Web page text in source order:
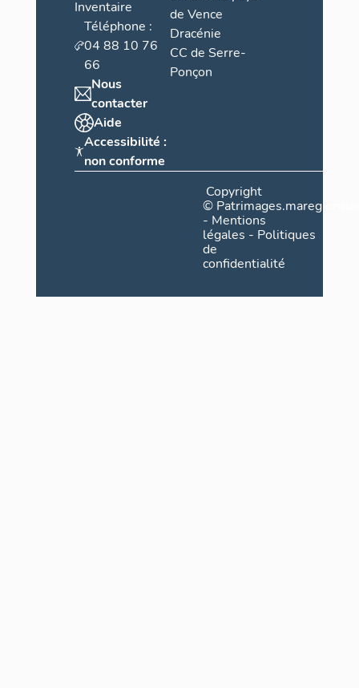
Inventaire
Téléphone :
04 88 10 76
66
Nous
contacter
Aide
Accessibilité :
non conforme
de Vence
Dracénie
CC de Serre-
Ponçon
Copyright
©
- Mentions
légales - Politiques
de
confidentialité